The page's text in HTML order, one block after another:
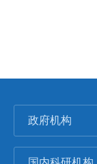
政府机构